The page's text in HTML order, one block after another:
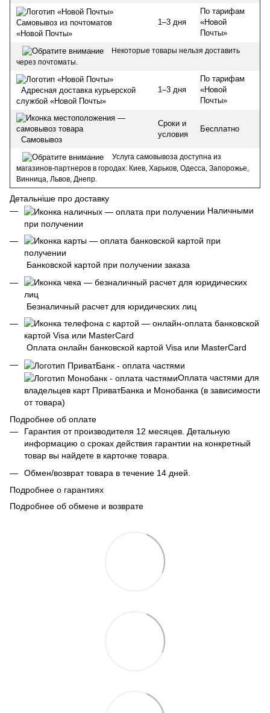
Самовывоз из почтоматов
«Новой Почты»
1–3 дня
По тарифам
«Новой
Почты»
Некоторые товары нельзя доставить
через почтоматы.
Адресная доставка курьерской
службой «Новой Почты»
1–3 дня
По тарифам
«Новой
Почты»
Самовывоз
Сроки и
условия
Бесплатно
Услуга самовывоза доступна из
магазинов-партнеров в городах: Киев, Харьков, Одесса, Запорожье,
Винница, Львов, Днепр.
Детальніше про доставку
Наличными
при получении
Банковской картой при получении заказа
Безналичный расчет для юридических лиц
Оплата онлайн банковской картой Visa или MasterCard
Оплата частями для
владельцев карт ПриватБанка и Монобанка (в зависимости
от товара)
Подробнее об оплате
Гарантия от производителя 12 месяцев. Детальную
информацию о сроках действия гарантии на конкретный
товар вы найдете в карточке товара.
Обмен/возврат товара в течение 14 дней.
Подробнее о гарантиях
Подробнее об обмене и возврате